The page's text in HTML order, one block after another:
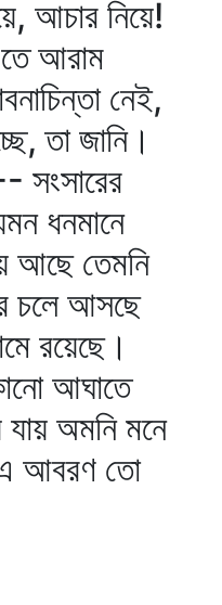
আচার নিয়ে!
আরাম
নেই,
তা জানি।
সংসারের
ধনমানে
আছে তেমনি
চলে আসছে
রয়েছে।
আঘাতে
অমনি মনে
এ আবরণ তো